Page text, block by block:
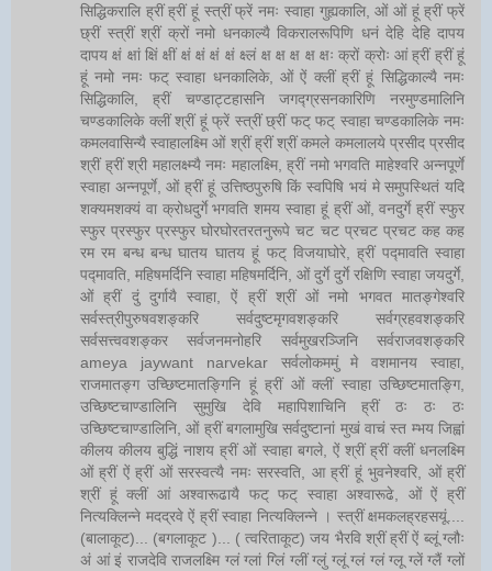
सिद्धिकरालि ह्रीं ह्रीं हूं स्त्रीं फ्रें नमः स्वाहा गुह्यकालि, ओं ओं हूं ह्रीं फ्रें
छ्रीं स्त्रीं श्रीं क्रों नमो धनकाल्यै विकरालरूपिणि धनं देहि देहि दापय
दापय क्षं क्षां क्षिं क्षीं क्षं क्षं क्षं क्षं क्ष्लं क्ष क्ष क्ष क्ष क्षः क्रों क्रोः आं ह्रीं ह्रीं हूं
हूं नमो नमः फट् स्वाहा धनकालिके, ओं ऐं क्लीं ह्रीं हूं सिद्धिकाल्यै नमः
सिद्धिकालि, ह्रीं चण्डाट्टहासनि जगद्ग्रसनकारिणि नरमुण्डमालिनि
चण्डकालिके क्लीं श्रीं हूं फ्रें स्त्रीं छ्रीं फट् फट् स्वाहा चण्डकालिके नमः
कमलवासिन्यै स्वाहालक्ष्मि ओं श्रीं ह्रीं श्रीं कमले कमलालये प्रसीद प्रसीद
श्रीं ह्रीं श्री महालक्ष्म्यै नमः महालक्ष्मि, ह्रीं नमो भगवति माहेश्वरि अन्नपूर्णे
स्वाहा अन्नपूर्णे, ओं ह्रीं हूं उत्तिष्ठपुरुषि किं स्वपिषि भयं मे समुपस्थितं यदि
शक्यमशक्यं वा क्रोधदुर्गे भगवति शमय स्वाहा हूं ह्रीं ओं, वनदुर्गे ह्रीं स्फुर
स्फुर प्रस्फुर प्रस्फुर घोरघोरतरतनुरूपे चट चट प्रचट प्रचट कह कह
रम रम बन्ध बन्ध घातय घातय हूं फट् विजयाघोरे, ह्रीं पद्मावति स्वाहा
पद्मावति, महिषमर्दिनि स्वाहा महिषमर्दिनि, ओं दुर्गे दुर्गे रक्षिणि स्वाहा जयदुर्गे,
ओं ह्रीं दुं दुर्गायै स्वाहा, ऐं ह्रीं श्रीं ओं नमो भगवत मातङ्गेश्वरि
सर्वस्त्रीपुरुषवशङ्करि सर्वदुष्टमृगवशङ्करि सर्वग्रहवशङ्करि
सर्वसत्त्ववशङ्कर सर्वजनमनोहरि सर्वमुखरञ्जिनि सर्वराजवशङ्करि
ameya jaywant narvekar सर्वलोकममुं मे वशमानय स्वाहा,
राजमातङ्ग उच्छिष्टमातङ्गिनि हूं ह्रीं ओं क्लीं स्वाहा उच्छिष्टमातङ्गि,
उच्छिष्टचाण्डालिनि सुमुखि देवि महापिशाचिनि ह्रीं ठः ठः ठः
उच्छिष्टचाण्डालिनि, ओं ह्रीं बगलामुखि सर्वदुष्टानां मुखं वाचं स्त म्भय जिह्वां
कीलय कीलय बुद्धिं नाशय ह्रीं ओं स्वाहा बगले, ऐं श्रीं ह्रीं क्लीं धनलक्ष्मि
ओं ह्रीं ऐं ह्रीं ओं सरस्वत्यै नमः सरस्वति, आ ह्रीं हूं भुवनेश्वरि, ओं ह्रीं
श्रीं हूं क्लीं आं अश्वारूढायै फट् फट् स्वाहा अश्वारूढे, ओं ऐं ह्रीं
नित्यक्लिन्ने मदद्रवे ऐं ह्रीं स्वाहा नित्यक्लिन्ने । स्त्रीं क्षमकलह्रहसयूं....
(बालाकूट)... (बगलाकूट )... ( त्वरिताकूट) जय भैरवि श्रीं ह्रीं ऐं ब्लूं ग्लौः
अं आं इं राजदेवि राजलक्ष्मि ग्लं ग्लां ग्लिं ग्लीं ग्लुं ग्लूं ग्लं ग्लं ग्लू ग्लें ग्लैं ग्लों